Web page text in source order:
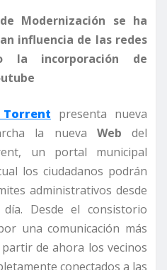
Modernización se ha
influencia de las redes
la incorporación de
presenta nueva
la nueva Web del
un portal municipal
los ciudadanos podrán
administrativos desde
Desde el consistorio
una comunicación más
de ahora los vecinos
conectados a las